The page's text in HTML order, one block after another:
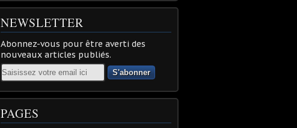
NEWSLETTER
Abonnez-vous pour être averti des
nouveaux articles publiés.
Email
PAGES